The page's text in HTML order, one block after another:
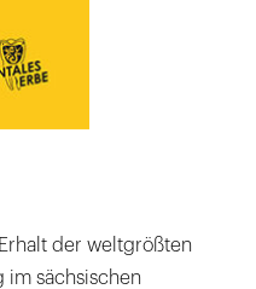
der weltgrößten
im sächsischen